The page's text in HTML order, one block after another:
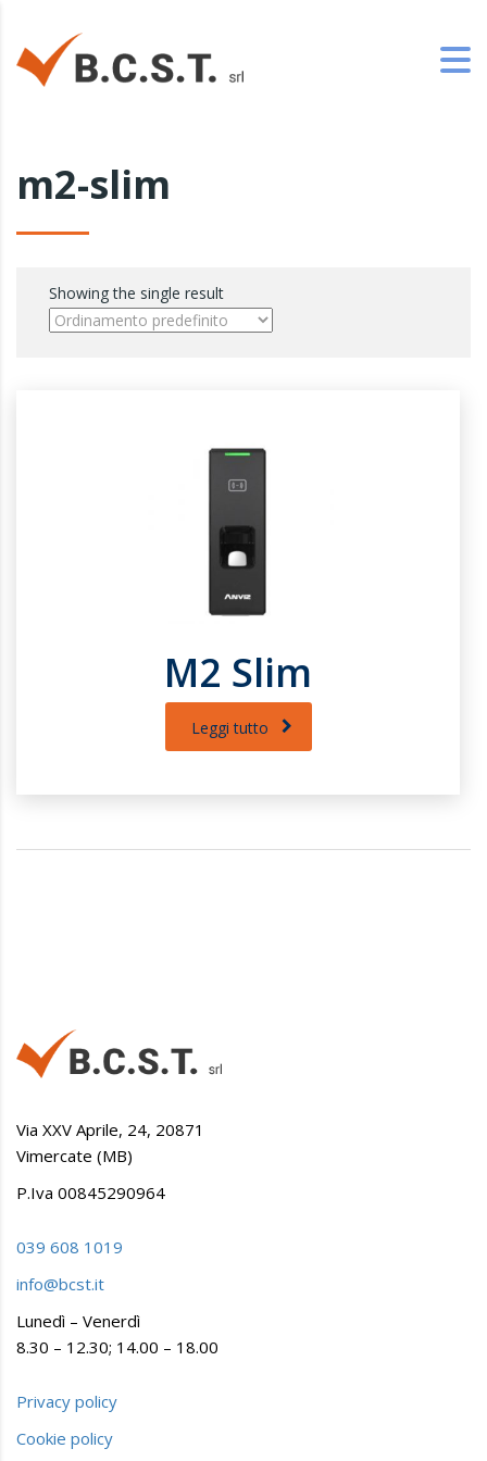
m2-slim
Showing the single result
M2 Slim
Leggi tutto
Via XXV Aprile, 24, 20871
Vimercate (MB)
P.Iva 00845290964
039 608 1019
info@bcst.it
Lunedì – Venerdì
8.30 – 12.30; 14.00 – 18.00
Privacy policy
Cookie policy